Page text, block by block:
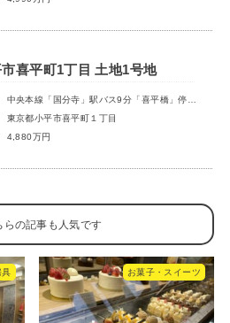
喜平町1丁目 土地1号地
中央本線「国分寺」駅バス9分「喜平橋」停歩5分
東京都小平市喜平町１丁目
4,880万円
具 お菓子・スイーツ